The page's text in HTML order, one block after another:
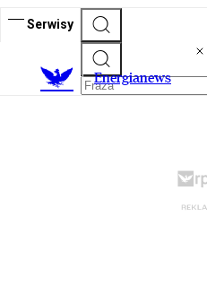
Serwisy
Energianews